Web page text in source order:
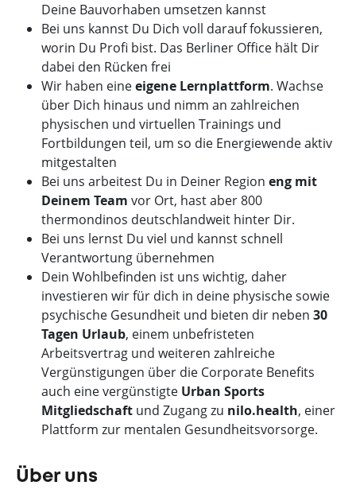
Deine Bauvorhaben umsetzen kannst
Bei uns kannst Du Dich voll darauf fokussieren,
worin Du Profi bist. Das Berliner Office hält Dir
dabei den Rücken frei
Wir haben eineeigene Lernplattform. Wachse
über Dich hinaus und nimm an zahlreichen
physischen und virtuellen Trainings und
Fortbildungen teil, um so die Energiewende aktiv
mitgestalten
Bei uns arbeitest Du in Deiner Region eng mit
Deinem Team vor Ort, hast aber 800
thermondinos deutschlandweit hinter Dir.
Bei uns lernst Du viel und kannst schnell
Verantwortung übernehmen
Dein Wohlbefinden ist uns wichtig, daher
investieren wir für dich in deine physische sowie
psychische Gesundheit und bieten dir neben 30
Tagen Urlaub, einem unbefristeten
Arbeitsvertrag und weiteren zahlreiche
Vergünstigungen über die Corporate Benefits
auch eine vergünstigte Urban Sports
Mitgliedschaft und Zugang zu nilo.health, einer
Plattform zur mentalen Gesundheitsvorsorge.
Über uns